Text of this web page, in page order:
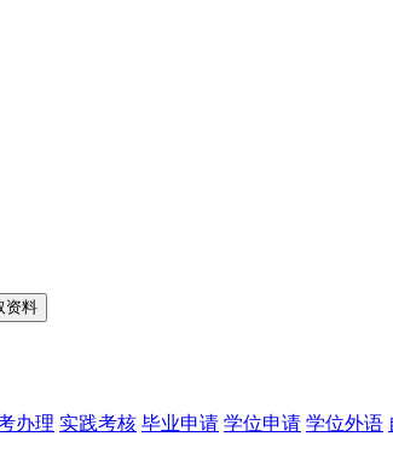
办理 实践考核 毕业申请 学位申请 学位外语